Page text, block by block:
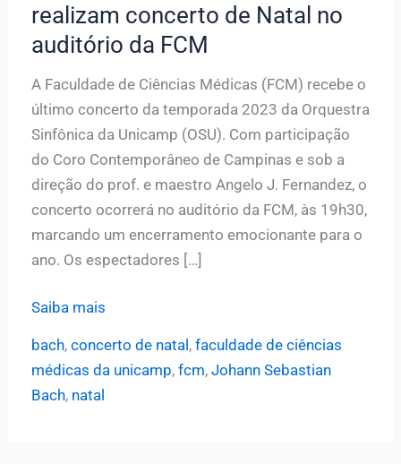
realizam concerto de Natal no
auditório da FCM
A Faculdade de Ciências Médicas (FCM) recebe o
último concerto da temporada 2023 da Orquestra
Sinfônica da Unicamp (OSU). Com participação
do Coro Contemporâneo de Campinas e sob a
direção do prof. e maestro Angelo J. Fernandez, o
concerto ocorrerá no auditório da FCM, às 19h30,
marcando um encerramento emocionante para o
ano. Os espectadores […]
Sinfônica
Unicamp
Saiba mais
bach, concerto de natal, faculdade de ciências
médicas da unicamp, fcm, Johann Sebastian
Bach, natal